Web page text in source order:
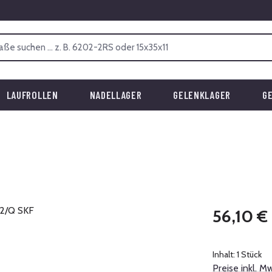
LAUFROLLEN NADELLAGER GELENKLAGER
Regulärer Preis:
56,10 €
Inhalt: 1 Stück
Preise inkl.